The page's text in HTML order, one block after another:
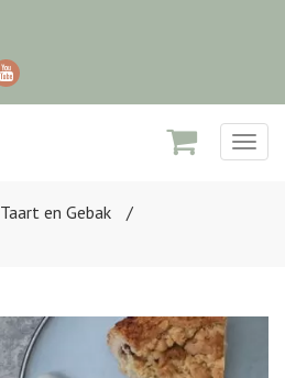
Taart en Gebak